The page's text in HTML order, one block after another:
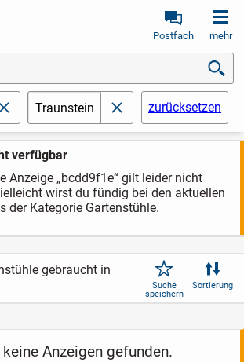
Postfach mehr
verfügbar
Anzeige „bcdd9f1e“ gilt leider nicht
wirst du fündig bei den aktuellen
der Kategorie Gartenstühle.
schließenTraunstein schließenzurücksetzen
gebraucht in
Suche
speichern
Sortierung
Anzeigen gefunden.